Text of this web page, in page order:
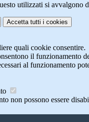
utilizzati si
Accetta tutti i cookies
quali cookie consentire.
il funzionamento
al funzionamento
non possono essere